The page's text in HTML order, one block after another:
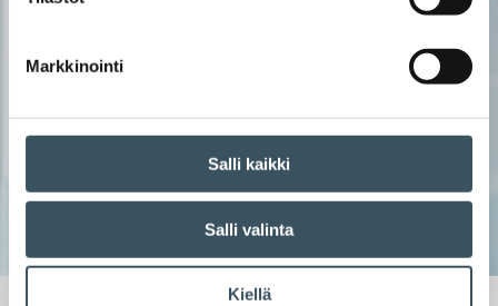
Markkinointi
Salli kaikki
Salli valinta
Kiellä